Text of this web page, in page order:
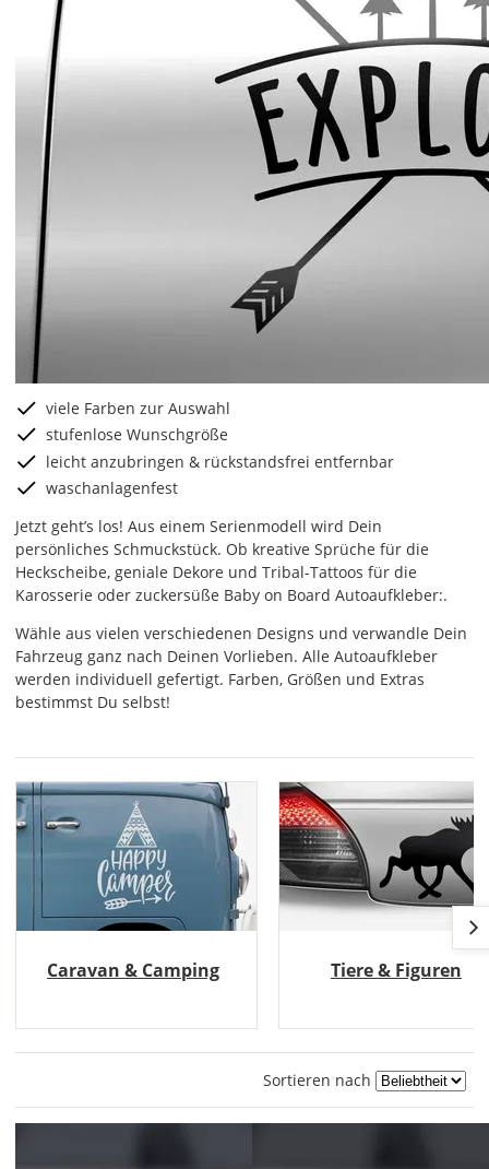
viele Farben zur Auswahl
stufenlose Wunschgröße
leicht anzubringen & rückstandsfrei entfernbar
waschanlagenfest
Jetzt geht’s los! Aus einem Serienmodell wird Dein
persönliches Schmuckstück. Ob kreative Sprüche für die
Heckscheibe, geniale Dekore und Tribal-Tattoos für die
Karosserie oder zuckersüße Baby on Board Autoaufkleber:.
Wähle aus vielen verschiedenen Designs und verwandle Dein
Fahrzeug ganz nach Deinen Vorlieben. Alle Autoaufkleber
werden individuell gefertigt. Farben, Größen und Extras
bestimmst Du selbst!
Caravan & Camping Tiere & Figuren
Sortieren nach